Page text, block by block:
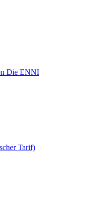
Die ENNI
Tarif)